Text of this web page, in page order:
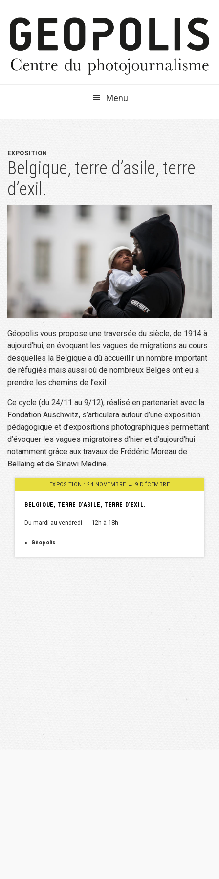
navigation
principale
contenu
principal
barre
latérale
Menu
EXPOSITION
Belgique, terre d’asile, terre
d’exil.
Géopolis vous propose une traversée du siècle, de 1914 à
aujourd’hui, en évoquant les vagues de migrations au cours
desquelles la Belgique a dû accueillir un nombre important
de réfugiés mais aussi où de nombreux Belges ont eu à
prendre les chemins de l’exil.
Ce cycle (du 24/11 au 9/12), réalisé en partenariat avec la
Fondation Auschwitz, s’articulera autour d’une exposition
pédagogique et d’expositions photographiques permettant
d’évoquer les vagues migratoires d’hier et d’aujourd’hui
notamment grâce aux travaux de Frédéric Moreau de
Bellaing et de Sinawi Medine.
EXPOSITION : 24 NOVEMBRE → 9 DÉCEMBRE
BELGIQUE, TERRE D’ASILE, TERRE D’EXIL.
Du mardi au vendredi → 12h à 18h
► Géopolis